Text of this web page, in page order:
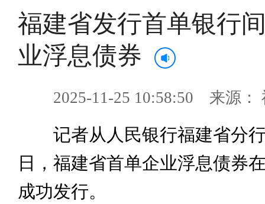
福建省发行首单银行
业浮息债券
2025-11-25 10:58:50 来源：
记者从人民银行福建省分行
日，福建省首单企业浮息债券
成功发行。